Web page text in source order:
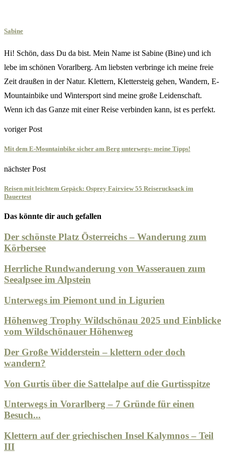
Sabine
Hi! Schön, dass Du da bist. Mein Name ist Sabine (Bine) und ich
lebe im schönen Vorarlberg. Am liebsten verbringe ich meine freie
Zeit draußen in der Natur. Klettern, Klettersteig gehen, Wandern, E-
Mountainbike und Wintersport sind meine große Leidenschaft.
Wenn ich das Ganze mit einer Reise verbinden kann, ist es perfekt.
voriger Post
Mit dem E-Mountainbike sicher am Berg unterwegs- meine Tipps!
nächster Post
Reisen mit leichtem Gepäck: Osprey Fairview 55 Reiserucksack im
Dauertest
Das könnte dir auch gefallen
Der schönste Platz Österreichs – Wanderung zum
Körbersee
Herrliche Rundwanderung von Wasserauen zum
Seealpsee im Alpstein
Unterwegs im Piemont und in Ligurien
Höhenweg Trophy Wildschönau 2025 und Einblicke
vom Wildschönauer Höhenweg
Der Große Widderstein – klettern oder doch
wandern?
Von Gurtis über die Sattelalpe auf die Gurtisspitze
Unterwegs in Vorarlberg – 7 Gründe für einen
Besuch...
Klettern auf der griechischen Insel Kalymnos – Teil
III